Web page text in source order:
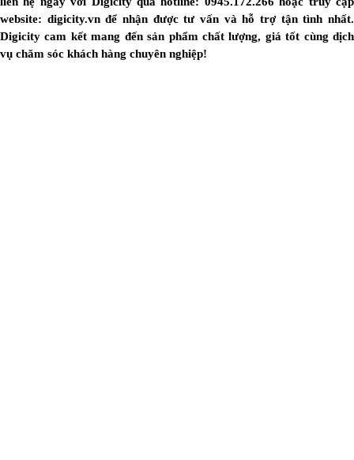
website: digicity.vn để nhận được tư vấn và hỗ trợ tận tình nhất.
Digicity cam kết mang đến sản phẩm chất lượng, giá tốt cùng dịch
vụ chăm sóc khách hàng chuyên nghiệp!